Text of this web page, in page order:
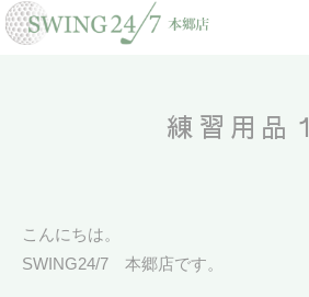
練習用品１
こんにちは。
SWING24/7 本郷店です。